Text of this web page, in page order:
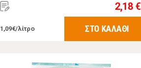
2,18 €
1,09€/λίτρο ΣΤΟ ΚΑΛΑΘΙ